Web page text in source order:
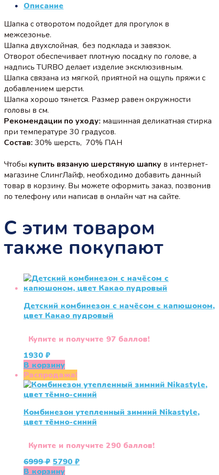
Описание
Шапка с отворотом подойдет для прогулок в
межсезонье.
Шапка двухслойная, без подклада и завязок.
Отворот обеспечивает плотную посадку по голове, а
надпись TURBO делает изделие эксклюзивным.
Шапка связана из мягкой, приятной на ощупь пряжи с
добавлением шерсти.
Шапка хорошо тянется. Размер равен окружности
головы в см.
Рекомендации по уходу: машинная деликатная стирка
при температуре 30 градусов.
Состав: 30% шерсть, 70% ПАН
Чтобы купить вязаную шерстяную шапку в интернет-
магазине СлингЛайф, необходимо добавить данный
товар в корзину. Вы можете оформить заказ, позвонив
по телефону или написав в онлайн чат на сайте.
С этим товаром
также покупают
Детский комбинезон с начёсом с капюшоном,
цвет Какао пудровый
Купите и получите 97 баллов!
1930 ₽
В корзину
Распродажа!
Комбинезон утепленный зимний Nikastyle,
цвет тёмно-синий
Купите и получите 290 баллов!
6999₽ Первоначальная
цена
5790 ₽Текущая
В корзину